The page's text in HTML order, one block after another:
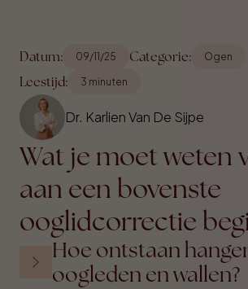
Datum: 09/11/25 Categorie: Ogen
Leestijd: 3 minuten
Dr. Karlien Van De Sijpe
Wat je moet weten
aan een bovenste
ooglidcorrectie
Hoe ontstaan
oogleden en wallen?